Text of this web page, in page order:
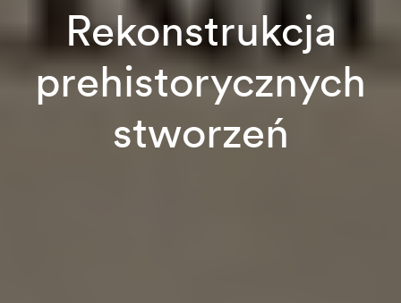
Rekonstrukcja
prehistorycznych
stworzeń